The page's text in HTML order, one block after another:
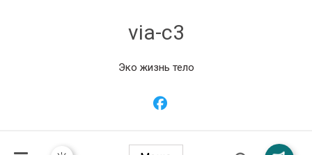
via-c3
Эко жизнь тело